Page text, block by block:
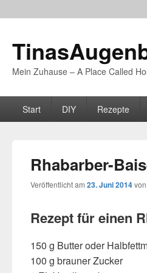
Mein Zuhause – A Place Called
PrimäresStart DIY Rezepte
Rhabarber-
Veröffentlicht am 23. Juni 2014von
Rezept für einen
150 g Butter oder
100 g brauner Zucker